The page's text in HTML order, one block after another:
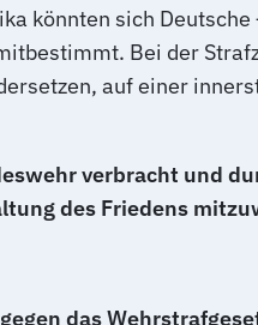
könnten sich
Bei der
auf einer
verbracht und
des Friedens
das